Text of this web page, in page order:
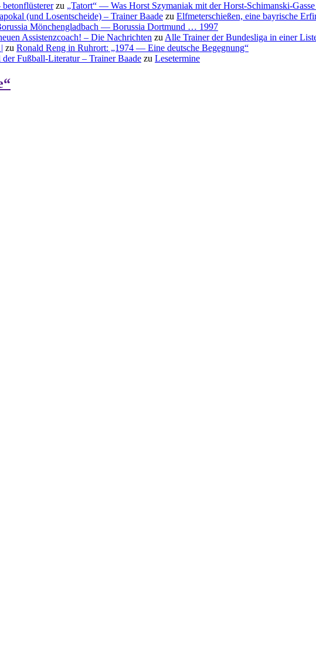
zu „Tatort“ — Was Horst Szymaniak mit der Horst-Schimanski-
(und Losentscheide) – Trainer Baade zu Elfmeterschießen, eine bayrische
Mönchengladbach — Borussia Dortmund … 1997
Assistenzcoach! – Die Nachrichten zu Alle Trainer der Bundesliga in einer
zu Ronald Reng in Ruhrort: „1974 — Eine deutsche Begegnung“
Fußball-Literatur – Trainer Baade zu Lesetermine